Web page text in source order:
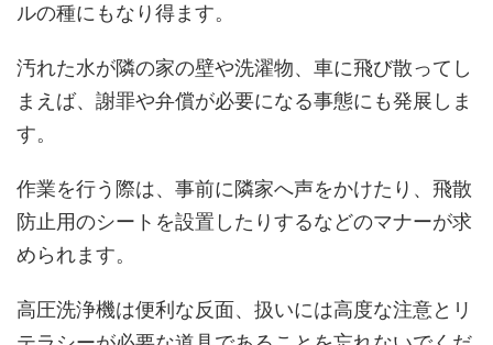
ルの種にもなり得ます。
汚れた水が隣の家の壁や洗濯物、車に飛び散ってし
まえば、謝罪や弁償が必要になる事態にも発展しま
す。
作業を行う際は、事前に隣家へ声をかけたり、飛散
防止用のシートを設置したりするなどのマナーが求
められます。
高圧洗浄機は便利な反面、扱いには高度な注意とリ